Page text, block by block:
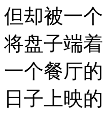
但却被一
将盘子端
一个餐厅
日子上映